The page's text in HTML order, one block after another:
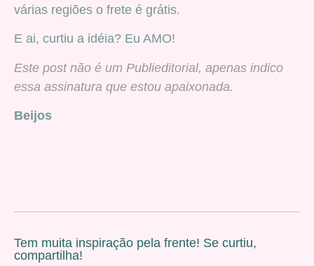
várias regiões o frete é grátis.
E ai, curtiu a idéia? Eu AMO!
Este post não é um Publieditorial, apenas indico
essa assinatura que estou apaixonada.
Beijos
Tem muita inspiração pela frente! Se curtiu,
compartilha!